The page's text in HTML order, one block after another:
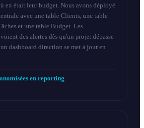
en était leur budget. Nous avons déployé
avec une table Clients, une table
et une table Budget. Les
des alertes dès qu'un projet dépasse
dashboard direction se met à jour en
en reporting